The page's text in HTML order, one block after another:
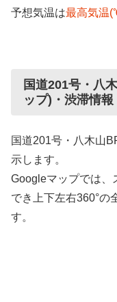
予想気温は最高気温
国道201号・八
ップ)・渋滞情報
国道201号・八木山
示します。
Googleマップでは、
でき上下左右360°の
す。